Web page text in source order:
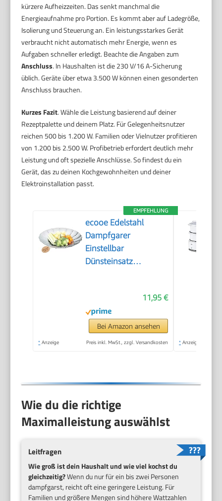
kürzere Aufheizzeiten. Das senkt manchmal die
Energieaufnahme pro Portion. Es kommt aber auf Ladegröße,
Isolierung und Steuerung an. Ein leistungsstarkes Gerät
verbraucht nicht automatisch mehr Energie, wenn es
Aufgaben schneller erledigt. Beachte die Angaben zum
Anschluss. In Haushalten ist die 230 V/16 A-Sicherung
üblich. Geräte über etwa 3.500 W können einen gesonderten
Anschluss brauchen.
Kurzes Fazit. Wähle die Leistung basierend auf deiner
Rezeptpalette und deinem Platz. Für Gelegenheitsnutzer
reichen 500 bis 1.200 W. Familien oder Vielnutzer profitieren
von 1.200 bis 2.500 W. Profibetrieb erfordert deutlich mehr
Leistung und oft spezielle Anschlüsse. So findest du ein
Gerät, das zu deinen Kochgewohnheiten und deiner
Elektroinstallation passt.
EMPFEHLUNG
ecooe Edelstahl
Dampfgarer
Einstellbar
Dünsteinsatz
11,95 €
Bei Amazon ansehen
* Anzeige Preis inkl. MwSt., zzgl. Versandkosten * Anzeige
Wie du die richtige
Maximalleistung auswählst
Leitfragen
Wie groß ist dein Haushalt und wie viel kochst du
gleichzeitig?Wenn du nur für ein bis zwei Personen
dampfgarst, reicht oft eine geringere Leistung. Für
Familien und größere Mengen sind höhere Wattzahlen